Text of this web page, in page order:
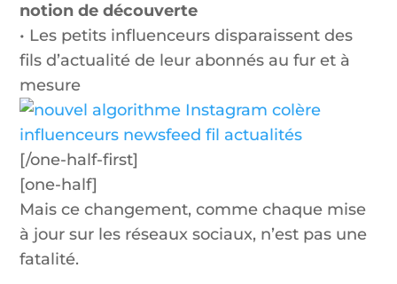
notion de découverte
• Les petits influenceurs disparaissent des
fils d’actualité de leur abonnés au fur et à
mesure
[/one-half-first]
[one-half]
Mais ce changement, comme chaque mise
à jour sur les réseaux sociaux, n’est pas une
fatalité.